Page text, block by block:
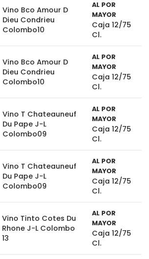
Vino Bco Amour D
Dieu Condrieu
Colombo10
AL POR
MAYOR
Caja 12/75
Cl.
Vino Bco Amour D
Dieu Condrieu
Colombo10
AL POR
MAYOR
Caja 12/75
Cl.
Vino T Chateauneuf
Du Pape J-L
Colombo09
AL POR
MAYOR
Caja 12/75
Cl.
Vino T Chateauneuf
Du Pape J-L
Colombo09
AL POR
MAYOR
Caja 12/75
Cl.
Vino Tinto Cotes Du
Rhone J-L Colombo
13
AL POR
MAYOR
Caja 12/75
Cl.